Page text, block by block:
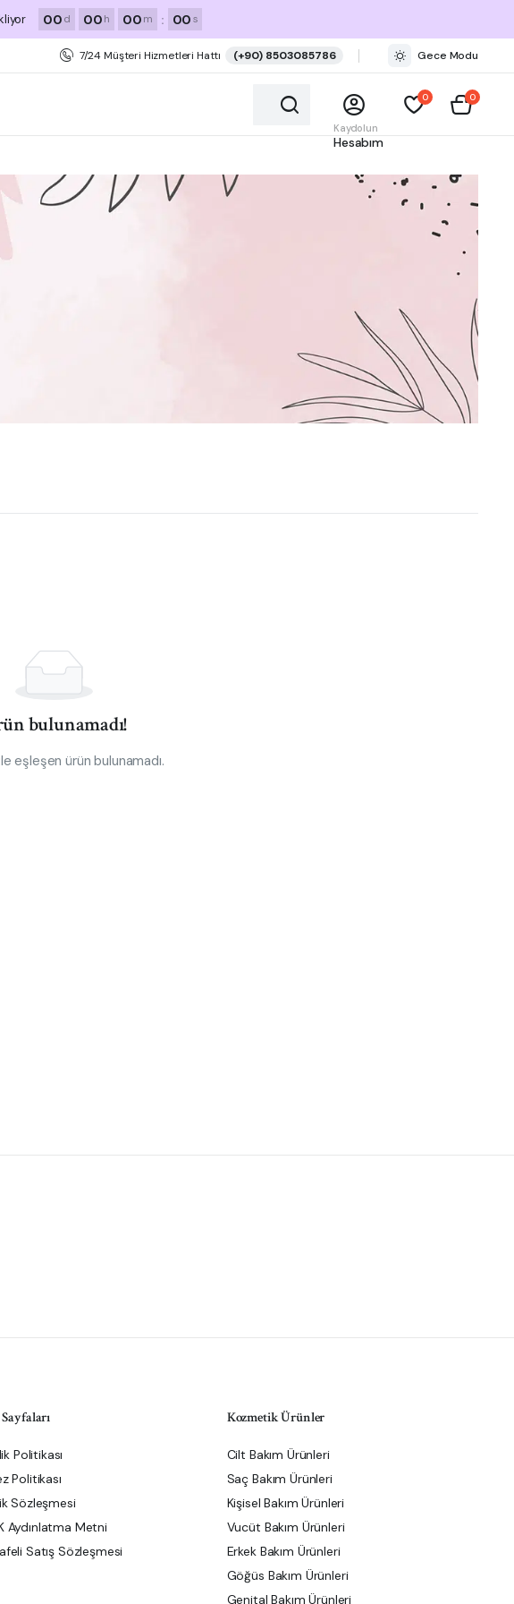
00d 00h 00m : 00s
7/24 Müşteri Hizmetleri Hattı (+90) 8503085786 Gece Modu
Kaydolun
Hesabım
0 0
bulunamadı!
eşleşen ürün bulunamadı.
Politikası
Politikası
Sözleşmesi
Aydınlatma Metni
Satış Sözleşmesi
Kozmetik Ürünler
Cilt Bakım Ürünleri
Saç Bakım Ürünleri
Kişisel Bakım Ürünleri
Vucüt Bakım Ürünleri
Erkek Bakım Ürünleri
Göğüs Bakım Ürünleri
Genital Bakım Ürünleri